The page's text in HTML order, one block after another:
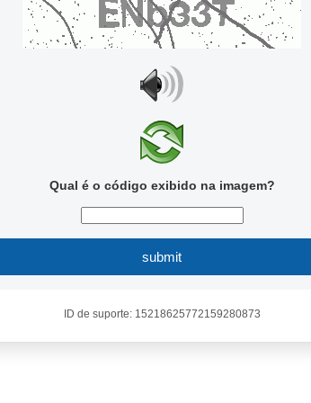
Qual é o código exibido na imagem?
submit
ID de suporte: 15218625772159280873